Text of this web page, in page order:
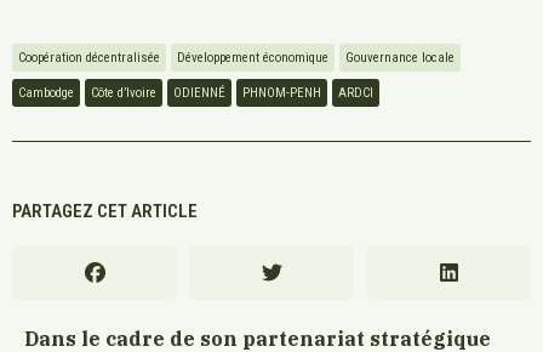
Coopération décentralisée Développement économique Gouvernance locale
Cambodge Côte d’Ivoire ODIENNÉ PHNOM-PENH ARDCI
PARTAGEZ CET ARTICLE
Dans le cadre de son partenariat stratégique